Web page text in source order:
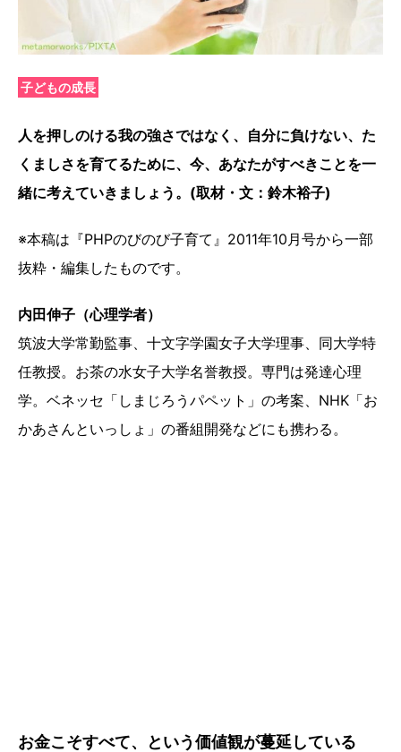
子どもの成長
人を押しのける我の強さではなく、自分に負けない、た
くましさを育てるために、今、あなたがすべきことを一
緒に考えていきましょう。(取材・文：鈴木裕子)
※本稿は『PHPのびのび子育て』2011年10月号から一部
抜粋・編集したものです。
内田伸子（心理学者）
筑波大学常勤監事、十文字学園女子大学理事、同大学特
任教授。お茶の水女子大学名誉教授。専門は発達心理
学。ベネッセ「しまじろうパペット」の考案、NHK「お
かあさんといっしょ」の番組開発などにも携わる。
お金こそすべて、という価値観が蔓延している